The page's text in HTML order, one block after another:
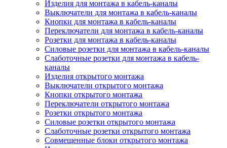
Изделия для монтажа в кабель-каналы
Выключатели для монтажа в кабель-каналы
Кнопки для монтажа в кабель-каналы
Переключатели для монтажа в кабель-каналы
Розетки для монтажа в кабель-каналы
Силовые розетки для монтажа в кабель-каналы
Слаботочные розетки для монтажа в кабель-
каналы
Изделия открытого монтажа
Выключатели открытого монтажа
Кнопки открытого монтажа
Переключатели открытого монтажа
Розетки открытого монтажа
Силовые розетки открытого монтажа
Слаботочные розетки открытого монтажа
Совмещенные блоки открытого монтажа